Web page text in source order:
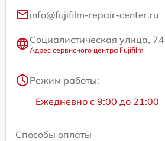
info@fujifilm-repair-center.ru
Социалистическая улица, 74
Адрес сервисного центра Fujifilm
Режим работы:
Ежедневно с 9:00 до 21:00
Способы оплаты